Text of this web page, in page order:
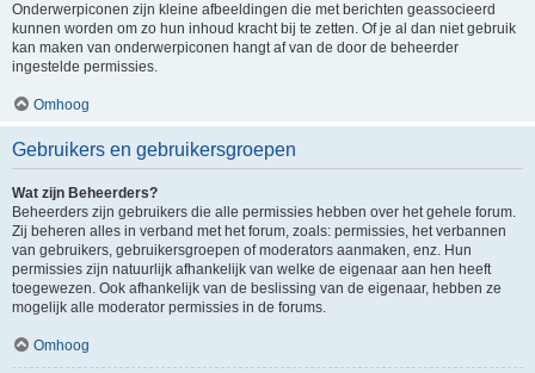
Onderwerpiconen zijn kleine afbeeldingen die met berichten geassocieerd
kunnen worden om zo hun inhoud kracht bij te zetten. Of je al dan niet gebruik
kan maken van onderwerpiconen hangt af van de door de beheerder
ingestelde permissies.
Omhoog
Gebruikers en gebruikersgroepen
Wat zijn Beheerders?
Beheerders zijn gebruikers die alle permissies hebben over het gehele forum.
Zij beheren alles in verband met het forum, zoals: permissies, het verbannen
van gebruikers, gebruikersgroepen of moderators aanmaken, enz. Hun
permissies zijn natuurlijk afhankelijk van welke de eigenaar aan hen heeft
toegewezen. Ook afhankelijk van de beslissing van de eigenaar, hebben ze
mogelijk alle moderator permissies in de forums.
Omhoog